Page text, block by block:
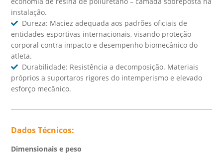
instalação.
Dureza: Maciez adequada aos padrões oficiais de
entidades esportivas internacionais, visando proteção
corporal contra impacto e desempenho biomecânico do
atleta.
Durabilidade: Resistência a decomposição. Materiais
próprios a suportaros rigores do intemperismo e elevado
esforço mecânico.
Dados Técnicos:
Dimensionais e peso